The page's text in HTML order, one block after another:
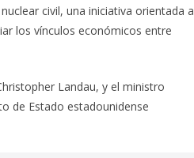
civil, una iniciativa orientada a
los vínculos económicos entre
Landau, y el ministro
de Estado estadounidense